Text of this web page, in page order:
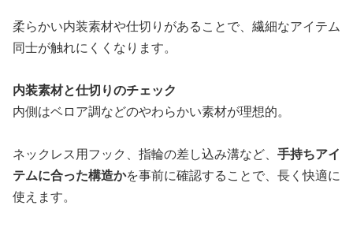
柔らかい内装素材や仕切りがあることで、繊細なアイテム
同士が触れにくくなります。
内装素材と仕切りのチェック
内側はベロア調などのやわらかい素材が理想的。
ネックレス用フック、指輪の差し込み溝など、 手持ちアイ
テムに合った構造かを事前に確認することで、長く快適に
使えます。